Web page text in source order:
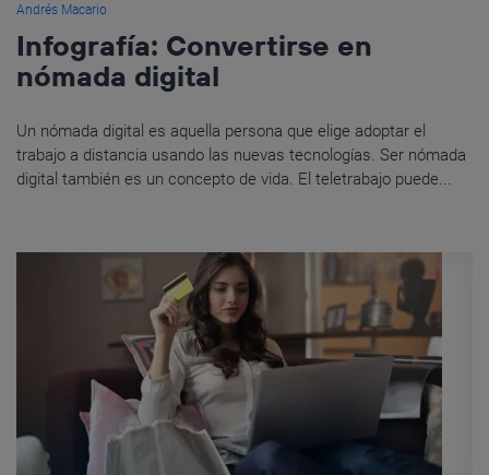
Andrés Macario
Infografía: Convertirse en
nómada digital
Un nómada digital es aquella persona que elige adoptar el
trabajo a distancia usando las nuevas tecnologías. Ser nómada
digital también es un concepto de vida. El teletrabajo puede...